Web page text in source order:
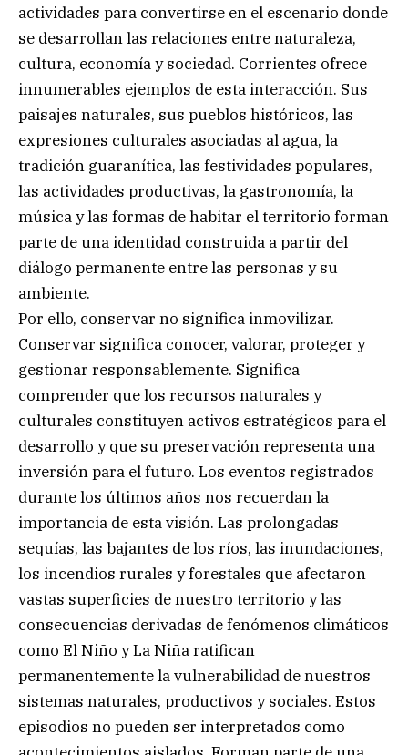
actividades para convertirse en el escenario donde
se desarrollan las relaciones entre naturaleza,
cultura, economía y sociedad. Corrientes ofrece
innumerables ejemplos de esta interacción. Sus
paisajes naturales, sus pueblos históricos, las
expresiones culturales asociadas al agua, la
tradición guaranítica, las festividades populares,
las actividades productivas, la gastronomía, la
música y las formas de habitar el territorio forman
parte de una identidad construida a partir del
diálogo permanente entre las personas y su
ambiente.
Por ello, conservar no significa inmovilizar.
Conservar significa conocer, valorar, proteger y
gestionar responsablemente. Significa
comprender que los recursos naturales y
culturales constituyen activos estratégicos para el
desarrollo y que su preservación representa una
inversión para el futuro. Los eventos registrados
durante los últimos años nos recuerdan la
importancia de esta visión. Las prolongadas
sequías, las bajantes de los ríos, las inundaciones,
los incendios rurales y forestales que afectaron
vastas superficies de nuestro territorio y las
consecuencias derivadas de fenómenos climáticos
como El Niño y La Niña ratifican
permanentemente la vulnerabilidad de nuestros
sistemas naturales, productivos y sociales. Estos
episodios no pueden ser interpretados como